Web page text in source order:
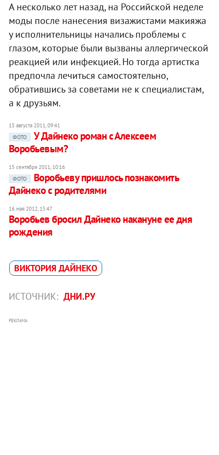
А несколько лет назад, на Российской неделе
моды после нанесения визажистами макияжа
у исполнительницы начались проблемы с
глазом, которые были вызваны аллергической
реакцией или инфекцией. Но тогда артистка
предпочла лечиться самостоятельно,
обратившись за советами не к специалистам,
а к друзьям.
15 августа 2011, 09:41
ФОТО
У Дайнеко роман с Алексеем
Воробьевым?
15 сентября 2011, 10:16
ФОТО
Воробьеву пришлось познакомить
Дайнеко с родителями
16 мая 2012, 15:47
Воробьев бросил Дайнеко накануне ее дня
рождения
ВИКТОРИЯ ДАЙНЕКО
ИСТОЧНИК: ДНИ.РУ
РЕКЛАМА